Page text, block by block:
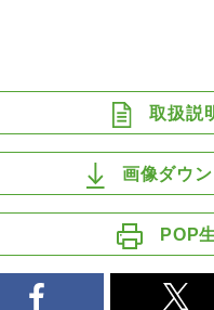
取扱説
画像ダウ
POP